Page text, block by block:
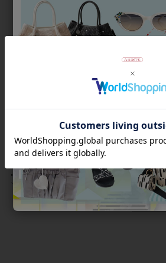
います。
【ギフトラッピングについて】
こちらの商品はラッピング不可商品です。
返品について